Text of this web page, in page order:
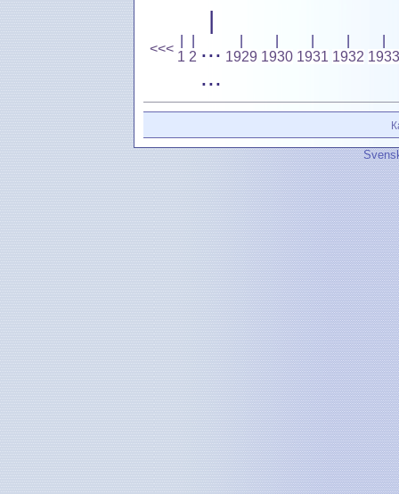
<<<
1 2
|
...
...
1929 1930 1931 1932 1933